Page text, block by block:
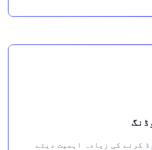
کرنے کی زیادہ اہمیت دیتے